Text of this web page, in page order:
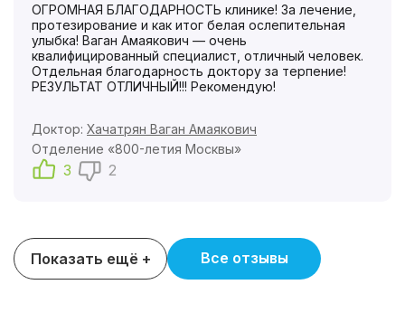
ОГРОМНАЯ БЛАГОДАРНОСТЬ клинике! За лечение,
протезирование и как итог белая ослепительная
улыбка! Ваган Амаякович — очень
квалифицированный специалист, отличный человек.
Отдельная благодарность доктору за терпение!
РЕЗУЛЬТАТ ОТЛИЧНЫЙ!!! Рекомендую!
Доктор: Хачатрян Ваган Амаякович
Отделение «800-летия Москвы»
3 2
Показать ещё + Все отзывы